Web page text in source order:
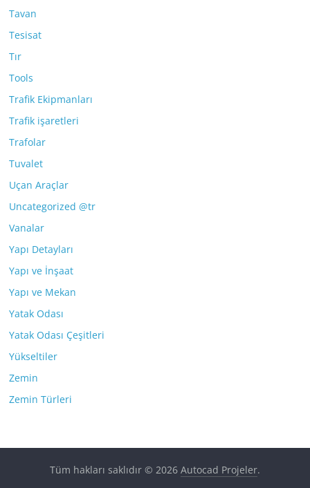
Tavan
Tesisat
Tır
Tools
Trafik Ekipmanları
Trafik işaretleri
Trafolar
Tuvalet
Uçan Araçlar
Uncategorized @tr
Vanalar
Yapı Detayları
Yapı ve İnşaat
Yapı ve Mekan
Yatak Odası
Yatak Odası Çeşitleri
Yükseltiler
Zemin
Zemin Türleri
Tüm hakları saklıdır © 2026 Autocad Projeler.